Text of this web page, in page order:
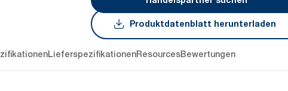
Produktdatenblatt herunterladen
LieferspezifikationenResourcesBewertungen